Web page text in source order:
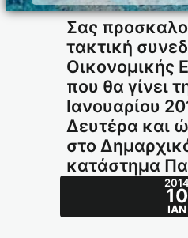
Σας
τακτική
Οικονομικής
που θα γίνει
Ιανουαρίου
Δευτέρα και
στο
κατάστημα
2014
10
ΙΑΝ